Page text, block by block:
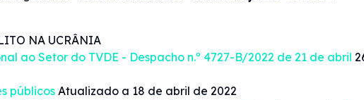
NA UCRÂNIA
ao Setor do TVDE - Despacho n.º 4727-B/2022 de 21 de abril
públicosAtualizado a 18 de abril de 2022